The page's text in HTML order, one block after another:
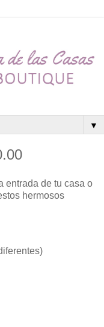
▼
entrada de tu casa o
hermosos